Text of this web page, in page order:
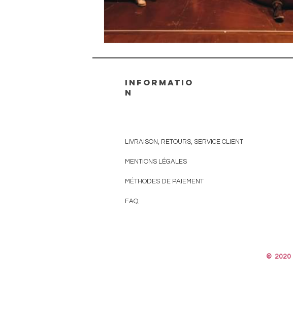
informatio
n
LIVRAISON, RETOURS, SERVICE CLIENT
MENTIONS LÉGALES
MÉTHODES DE PAIEMENT
FAQ
© 2020